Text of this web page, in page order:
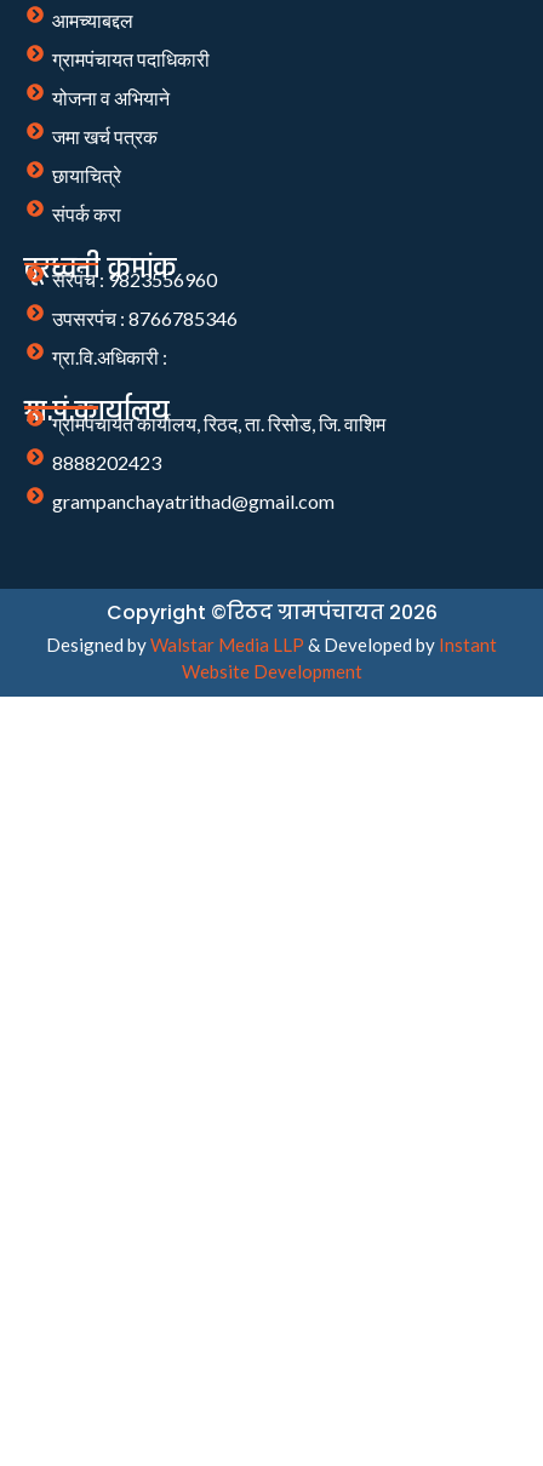
आमच्याबद्दल
ग्रामपंचायत पदाधिकारी
योजना व अभियाने
जमा खर्च पत्रक
छायाचित्रे
संपर्क करा
दूरध्वनी क्रमांक
सरपंच : 9823556960
उपसरपंच : 8766785346
ग्रा.वि.अधिकारी :
ग्रा.पं.कार्यालय
ग्रामपंचायत कार्यालय, रिठद, ता. रिसोड, जि. वाशिम
8888202423
grampanchayatrithad@gmail.com
Copyright ©रिठद ग्रामपंचायत 2026
Designed byWalstar Media LLP & Developed by Instant
Website Development